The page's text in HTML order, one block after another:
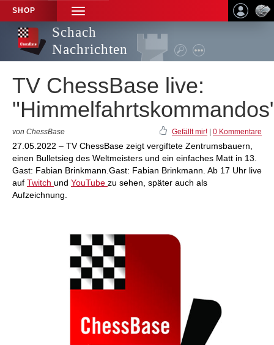
SHOP
TOGGLE
NAVIGATION
Schach
Nachrichten
TV ChessBase live:
von ChessBase Gefällt mir! 0 Kommentare
27.05.2022 – TV ChessBase zeigt vergiftete Zentrumsbauern,
einen Bulletsieg des Weltmeisters und ein einfaches Matt in 13.
Gast: Fabian Brinkmann.Gast: Fabian Brinkmann. Ab 17 Uhr live
auf Twitch und YouTube zu sehen, später auch als
Aufzeichnung.